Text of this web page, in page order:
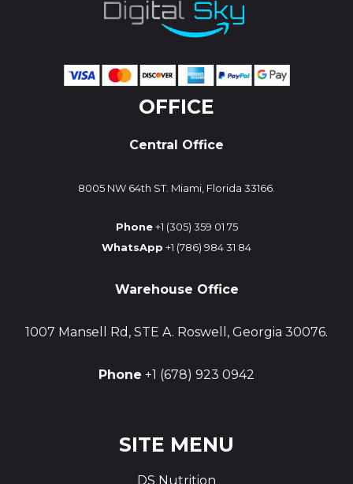
OFFICE
Central Office
8005 NW 64th ST. Miami, Florida 33166.
Phone+1 (305) 359 01 75
WhatsApp +1 (786) 984 31 84
Warehouse Office
1007 Mansell Rd, STE A. Roswell, Georgia 30076.
Phone +1 (678) 923 0942
SITE MENU
DS Nutrition